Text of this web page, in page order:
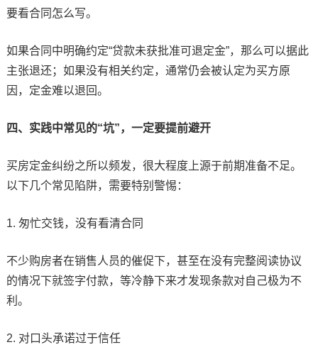
要看合同怎么写。
如果合同中明确约定“贷款未获批准可退定金”，那么可以据此
主张退还；如果没有相关约定，通常仍会被认定为买方原
因，定金难以退回。
四、实践中常见的“坑”，一定要提前避开
买房定金纠纷之所以频发，很大程度上源于前期准备不足。
以下几个常见陷阱，需要特别警惕：
1. 匆忙交钱，没有看清合同
不少购房者在销售人员的催促下，甚至在没有完整阅读协议
的情况下就签字付款，等冷静下来才发现条款对自己极为不
利。
2. 对口头承诺过于信任